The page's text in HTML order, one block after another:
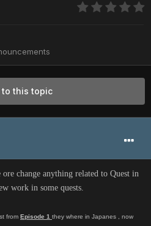
to this topic
change anything related to Quest in
work in some quests.
from Episode 1 they where in Japanes , now